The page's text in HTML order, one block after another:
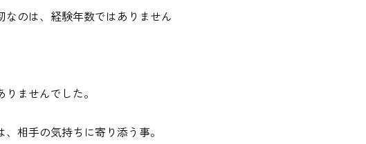
なのは、経験年数ではありません
ませんでした。
相手の気持ちに寄り添う事。